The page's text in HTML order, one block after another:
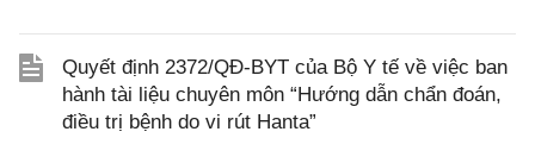
Quyết định 2372/QĐ-BYT của Bộ Y tế về việc ban
hành tài liệu chuyên môn “Hướng dẫn chẩn đoán,
điều trị bệnh do vi rút Hanta”